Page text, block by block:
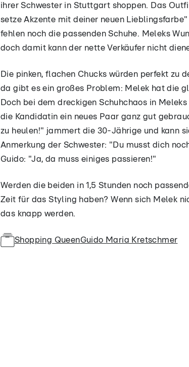
ihrer Schwester in Stuttgart shoppen. Das
setze Akzente mit deiner neuen
fehlen noch die passenden Schuhe. Meleks
doch damit kann der nette Verkäufer nicht
Die pinken, flachen Chucks würden perfekt zu
da gibt es ein großes Problem: Melek hat die
Doch bei dem dreckigen Schuhchaos in
die Kandidatin ein neues Paar ganz gut
zu heulen!" jammert die 30-Jährige und kann
Anmerkung der Schwester: "Du musst dich
Guido: "Ja, da muss einiges passieren!"
Werden die beiden in 1,5 Stunden noch
Zeit für das Styling haben? Wenn sich Melek
das knapp werden.
Shopping QueenGuido Maria Kretschmer